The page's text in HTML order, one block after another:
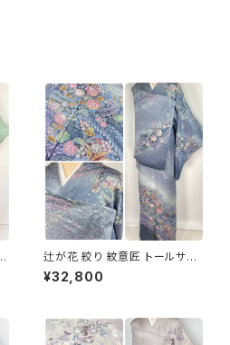
辻が花 絞り 紋意匠 トールサイ
ズ 金彩 訪問着 正絹 袷 青 ブル
ー 紫 1273
¥32,800